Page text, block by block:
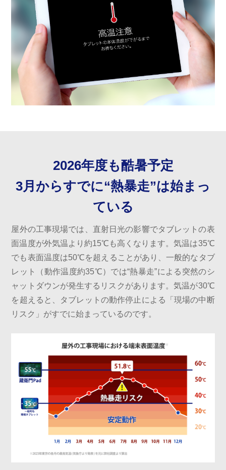
2026年度も酷暑予定
3月からすでに“熱暴走”は始まっ
ている
屋外の工事現場では、直射日光の影響でタブレットの表
面温度が外気温より約15℃も高くなります。気温は35℃
でも表面温度は50℃を超えることがあり、一般的なタブ
レット（動作温度約35℃）では“熱暴走”による突然のシ
ャットダウンが発生するリスクがあります。気温が30℃
を超えると、タブレットの動作停止による「現場の中断
リスク」がすでに始まっているのです。